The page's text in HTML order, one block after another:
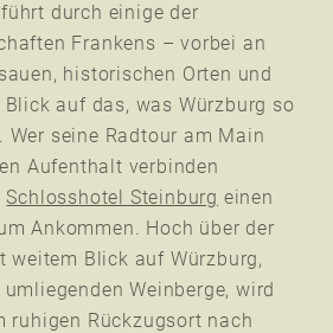
durch einige der
Frankens – vorbei an
historischen Orten und
auf das, was Würzburg so
Wer seine Radtour am Main
Aufenthalt verbinden
Schlosshotel Steinburg einen
Ankommen. Hoch über der
weitem Blick auf Würzburg,
Weinberge, wird
ruhigen Rückzugsort nach